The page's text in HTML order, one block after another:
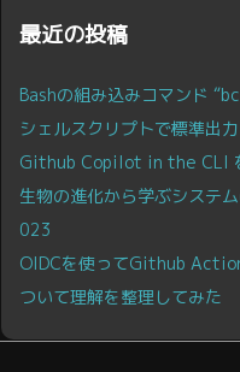
最近の投稿
Bashの組み込みコマンド
シェルスクリプトで標準出
Github Copilot in the CLI
生物の進化から学ぶシステ
023
OIDCを使ってGithub
ついて理解を整理してみた